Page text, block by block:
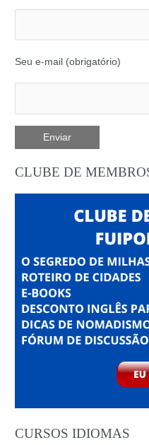
Seu e-mail (obrigatório)
CLUBE DE
CURSOS IDIOMAS